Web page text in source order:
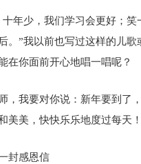
十年少，我们学习会更好；笑
。”我以前也写过这样的儿歌
在你面前开心地唱一唱呢？
，我要对你说：新年要到了
美美，快快乐乐地度过每天
封感恩信